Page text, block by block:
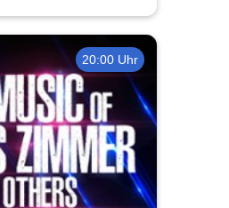
20:00 Uhr